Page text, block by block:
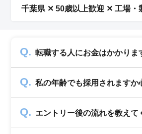
千葉県 ✕ 50歳以上歓迎 ✕ 工場・
転職する人にお金はかかりま
していますので、転職希望者
一切発生致しません。
私の年齢でも採用されますか
業のみ掲載をしています。60
就職実績も多数ありますので
エントリー後の流れを教えて